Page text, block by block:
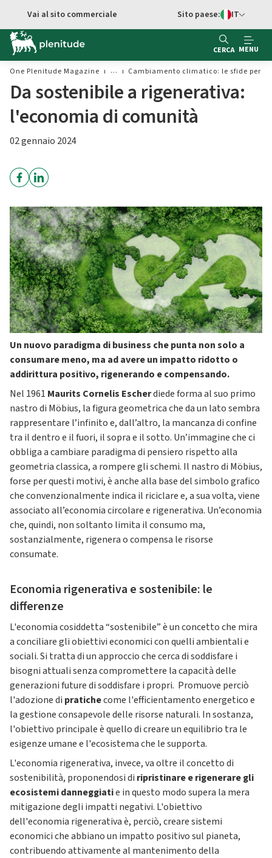
Vai al contenuto principale
Vai al sito commerciale
Switch di
Sito paese: IT
CERCA MENU
One Plenitude Magazine Cambiamento climatico: le sfide per le
Da sostenibile a rigenerativa:
l'economia di comunità
02 gennaio 2024
Un nuovo paradigma di business che punta non solo a
consumare meno, ma ad avere un impatto ridotto o
addirittura positivo, rigenerando e compensando.
Nel 1961 Maurits Cornelis Escherdiede forma al suo primo
nastro di Möbius, la figura geometrica che da un lato sembra
rappresentare l’infinito e, dall’altro, la mancanza di confine
tra il dentro e il fuori, il sopra e il sotto. Un’immagine che ci
obbliga a cambiare paradigma di pensiero rispetto alla
geometria classica, a rompere gli schemi. Il nastro di Möbius,
forse per questi motivi, è anche alla base del simbolo grafico
che convenzionalmente indica il riciclare e, a sua volta, viene
associato all’economia circolare e rigenerativa. Un’economia
che, quindi, non soltanto limita il consumo ma,
sostanzialmente, rigenera o compensa le risorse
consumate.
Economia rigenerativa e sostenibile: le
differenze
L'economia cosiddetta “sostenibile” è un concetto che mira
a conciliare gli obiettivi economici con quelli ambientali e
sociali. Si tratta di un approccio che cerca di soddisfare i
bisogni attuali senza compromettere la capacità delle
generazioni future di soddisfare i propri. Promuove perciò
l'adozione di pratichecome l'efficientamento energetico e
la gestione consapevole delle risorse naturali. In sostanza,
l'obiettivo principale è quello di creare un equilibrio tra le
esigenze umane e l'ecosistema che le supporta.
L'economia rigenerativa, invece, va oltre il concetto di
sostenibilità, proponendosi di ripristinare e rigenerare gli
ecosistemi danneggiatie in questo modo supera la mera
mitigazione degli impatti negativi. L'obiettivo
dell'economia rigenerativa è, perciò, creare sistemi
economici che abbiano un impatto positivo sul pianeta,
contribuendo attivamente al mantenimento della